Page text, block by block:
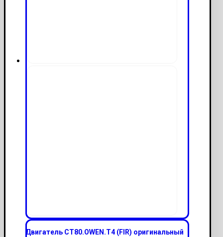
Двигатель СТ80.ОWEN.T4 (FIR) оригинальный